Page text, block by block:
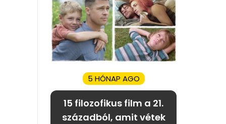
5 HÓNAP AGO
15 filozofikus film a 21.
századból, amit vétek